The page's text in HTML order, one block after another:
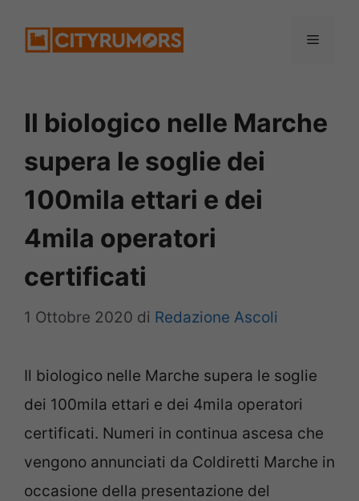
Menu
Il biologico nelle Marche
supera le soglie dei
100mila ettari e dei
4mila operatori
certificati
1 Ottobre 2020 di Redazione Ascoli
Il biologico nelle Marche supera le soglie
dei 100mila ettari e dei 4mila operatori
certificati. Numeri in continua ascesa che
vengono annunciati da Coldiretti Marche in
occasione della presentazione del